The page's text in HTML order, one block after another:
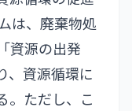
は、廃棄物処
資源の出発
、資源循環に
。ただし、こ